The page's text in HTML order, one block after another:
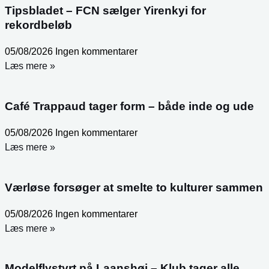
Tipsbladet – FCN sælger Yirenkyi for
rekordbeløb
05/08/2026 Ingen kommentarer
Læs mere »
Café Trappaud tager form – både inde og ude
05/08/2026 Ingen kommentarer
Læs mere »
Værløse forsøger at smelte to kulturer sammen
05/08/2026 Ingen kommentarer
Læs mere »